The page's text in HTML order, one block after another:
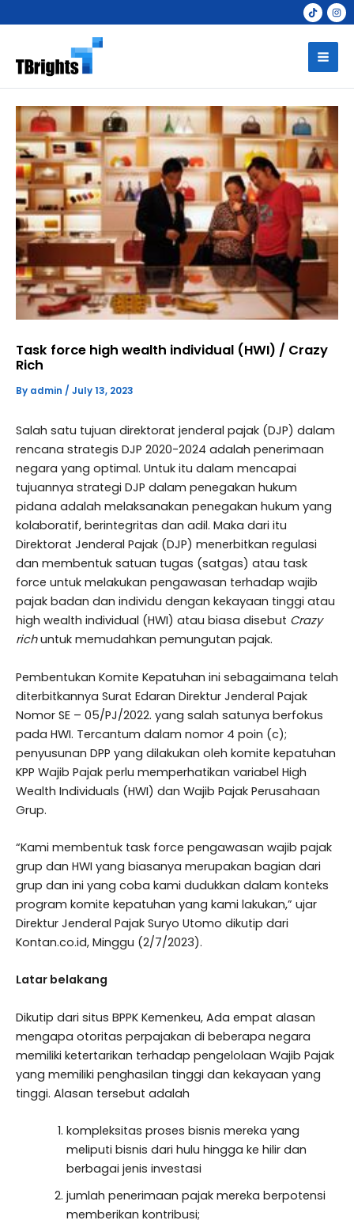
to
Task force high wealth individual (HWI) / Crazy
Rich
By admin / July 13, 2023
Salah satu tujuan direktorat jenderal pajak (DJP) dalam
rencana strategis DJP 2020-2024 adalah penerimaan
negara yang optimal. Untuk itu dalam mencapai
tujuannya strategi DJP dalam penegakan hukum
pidana adalah melaksanakan penegakan hukum yang
kolaboratif, berintegritas dan adil. Maka dari itu
Direktorat Jenderal Pajak (DJP) menerbitkan regulasi
dan membentuk satuan tugas (satgas) atau task
force untuk melakukan pengawasan terhadap wajib
pajak badan dan individu dengan kekayaan tinggi atau
high wealth individual (HWI) atau biasa disebut Crazy
richuntuk memudahkan pemungutan pajak.
Pembentukan Komite Kepatuhan ini sebagaimana telah
diterbitkannya Surat Edaran Direktur Jenderal Pajak
Nomor SE – 05/PJ/2022. yang salah satunya berfokus
pada HWI. Tercantum dalam nomor 4 poin (c);
penyusunan DPP yang dilakukan oleh komite kepatuhan
KPP Wajib Pajak perlu memperhatikan variabel High
Wealth Individuals (HWI) dan Wajib Pajak Perusahaan
Grup.
“Kami membentuk task force pengawasan wajib pajak
grup dan HWI yang biasanya merupakan bagian dari
grup dan ini yang coba kami dudukkan dalam konteks
program komite kepatuhan yang kami lakukan,” ujar
Direktur Jenderal Pajak Suryo Utomo dikutip dari
Kontan.co.id, Minggu (2/7/2023).
Latar belakang
Dikutip dari situs BPPK Kemenkeu, Ada empat alasan
mengapa otoritas perpajakan di beberapa negara
memiliki ketertarikan terhadap pengelolaan Wajib Pajak
yang memiliki penghasilan tinggi dan kekayaan yang
tinggi. Alasan tersebut adalah
kompleksitas proses bisnis mereka yang
meliputi bisnis dari hulu hingga ke hilir dan
berbagai jenis investasi
jumlah penerimaan pajak mereka berpotensi
memberikan kontribusi;